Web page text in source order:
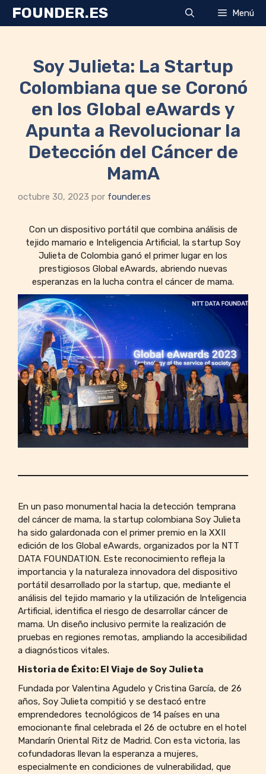
SaltarFOUNDER.ES Menú
Soy Julieta: La Startup
Colombiana que se Coronó
en los Global eAwards y
Apunta a Revolucionar la
Detección del Cáncer de
MamA
octubre 30, 2023 por founder.es
Con un dispositivo portátil que combina análisis de
tejido mamario e Inteligencia Artificial, la startup Soy
Julieta de Colombia ganó el primer lugar en los
prestigiosos Global eAwards, abriendo nuevas
esperanzas en la lucha contra el cáncer de mama.
En un paso monumental hacia la detección temprana
del cáncer de mama, la startup colombiana Soy Julieta
ha sido galardonada con el primer premio en la XXII
edición de los Global eAwards, organizados por la NTT
DATA FOUNDATION. Este reconocimiento refleja la
importancia y la naturaleza innovadora del dispositivo
portátil desarrollado por la startup, que, mediante el
análisis del tejido mamario y la utilización de Inteligencia
Artificial, identifica el riesgo de desarrollar cáncer de
mama. Un diseño inclusivo permite la realización de
pruebas en regiones remotas, ampliando la accesibilidad
a diagnósticos vitales.
Historia de Éxito: El Viaje de Soy Julieta
Fundada por Valentina Agudelo y Cristina García, de 26
años, Soy Julieta compitió y se destacó entre
emprendedores tecnológicos de 14 países en una
emocionante final celebrada el 26 de octubre en el hotel
Mandarín Oriental Ritz de Madrid. Con esta victoria, las
cofundadoras llevan la esperanza a mujeres,
especialmente en condiciones de vulnerabilidad, que